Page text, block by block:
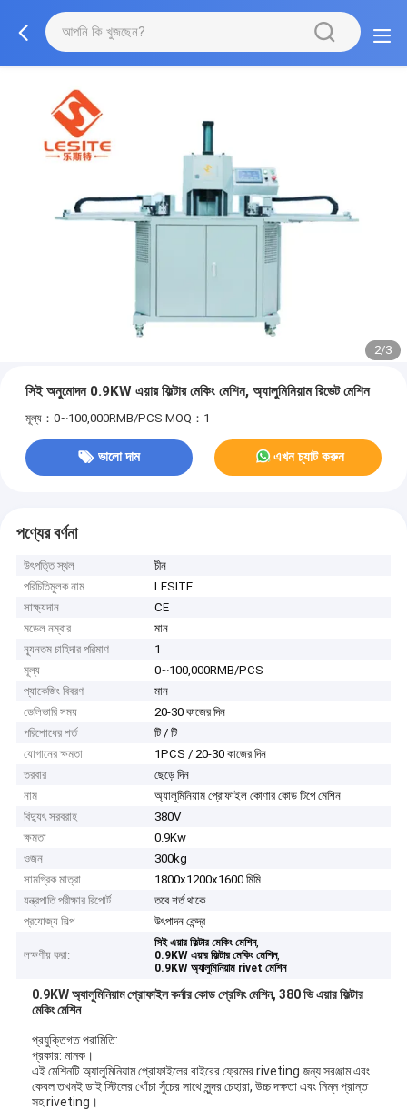
2/3
সিই অনুমোদন 0.9KW এয়ার ফিল্টার মেকিং মেশিন, অ্যালুমিনিয়াম রিভেট মেশিন
মূল্য：0~100,000RMB/PCS MOQ：1
ভালো দাম এখন চ্যাট করুন
পণ্যের বর্ণনা
উৎপত্তি স্থল
চীন
পরিচিতিমুলক নাম
LESITE
সাক্ষ্যদান
CE
মডেল নম্বার
মান
ন্যূনতম চাহিদার পরিমাণ
1
মূল্য
0~100,000RMB/PCS
প্যাকেজিং বিবরণ
মান
ডেলিভারি সময়
20-30 কাজের দিন
পরিশোধের শর্ত
টি / টি
যোগানের ক্ষমতা
1PCS / 20-30 কাজের দিন
তরবার
ছেড়ে দিন
নাম
অ্যালুমিনিয়াম প্রোফাইল কোণার কোড টিপে মেশিন
বিদ্যুৎ সরবরাহ
380V
ক্ষমতা
0.9Kw
ওজন
300kg
সামগ্রিক মাত্রা
1800x1200x1600 মিমি
যন্ত্রপাতি পরীক্ষার রিপোর্ট
তবে শর্ত থাকে
প্রযোজ্য শিল্প
উৎপাদন কেন্দ্র
লক্ষণীয় করা:
সিই এয়ার ফিল্টার মেকিং মেশিন,
0.9KW এয়ার ফিল্টার মেকিং মেশিন,
0.9KW অ্যালুমিনিয়াম rivet মেশিন
0.9KW অ্যালুমিনিয়াম প্রোফাইল কর্নার কোড প্রেসিং মেশিন, 380 ভি এয়ার ফিল্টার
মেকিং মেশিন
প্রযুক্তিগত পরামিতি:
প্রকার: মানক।
এই মেশিনটি অ্যালুমিনিয়াম প্রোফাইলের বাইরের ফ্রেমের riveting জন্য সরঞ্জাম এবং
কেবল তখনই ডাই স্টিলের খোঁচা সুঁচের সাথে সুন্দর চেহারা, উচ্চ দক্ষতা এবং নিম্ন প্রান্ত
সহ riveting।